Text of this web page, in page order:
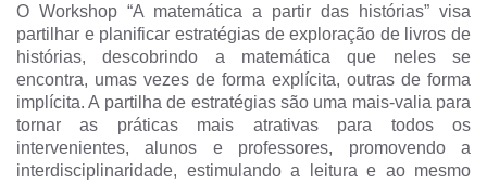
O Workshop “A matemática a partir das histórias” visa
partilhar e planificar estratégias de exploração de livros de
histórias, descobrindo a matemática que neles se
encontra, umas vezes de forma explícita, outras de forma
implícita. A partilha de estratégias são uma mais-valia para
tornar as práticas mais atrativas para todos os
intervenientes, alunos e professores, promovendo a
interdisciplinaridade, estimulando a leitura e ao mesmo